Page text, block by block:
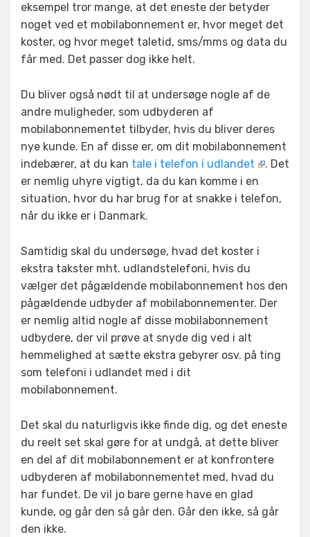
eksempel tror mange, at det eneste der betyder
noget ved et mobilabonnement er, hvor meget det
koster, og hvor meget taletid, sms/mms og data du
får med. Det passer dog ikke helt.
Du bliver også nødt til at undersøge nogle af de
andre muligheder, som udbyderen af
mobilabonnementet tilbyder, hvis du bliver deres
nye kunde. En af disse er, om dit mobilabonnement
indebærer, at du kan tale i telefon i udlandet
. Det
er nemlig uhyre vigtigt, da du kan komme i en
situation, hvor du har brug for at snakke i telefon,
når du ikke er i Danmark.
Samtidig skal du undersøge, hvad det koster i
ekstra takster mht. udlandstelefoni, hvis du
vælger det pågældende mobilabonnement hos den
pågældende udbyder af mobilabonnementer. Der
er nemlig altid nogle af disse mobilabonnement
udbydere, der vil prøve at snyde dig ved i alt
hemmelighed at sætte ekstra gebyrer osv. på ting
som telefoni i udlandet med i dit
mobilabonnement.
Det skal du naturligvis ikke finde dig, og det eneste
du reelt set skal gøre for at undgå, at dette bliver
en del af dit mobilabonnement er at konfrontere
udbyderen af mobilabonnementet med, hvad du
har fundet. De vil jo bare gerne have en glad
kunde, og går den så går den. Går den ikke, så går
den ikke.